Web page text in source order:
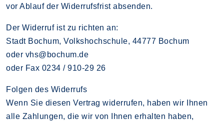
vor Ablauf der Widerrufsfrist absenden.
Der Widerruf ist zu richten an:
Stadt Bochum, Volkshochschule, 44777 Bochum
oder vhs@bochum.de
oder Fax 0234 / 910-29 26
Folgen des Widerrufs
Wenn Sie diesen Vertrag widerrufen, haben wir Ihnen
alle Zahlungen, die wir von Ihnen erhalten haben,